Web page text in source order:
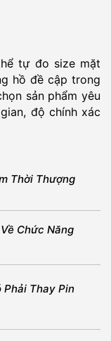
tự đo size mặt
hồ đề cập trong
sản phẩm yêu
độ chính xác
Thời Thượng
Chức Năng
Thay Pin